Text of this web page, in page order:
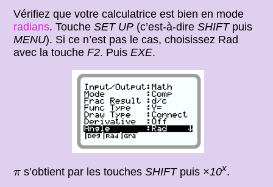
Vérifiez que votre calculatrice est bien en mode
radians. ToucheSET UP (c’est-à-direSHIFTpuis
MENU). Si ce n’est pas le cas, choisissez Rad
avec la toucheF2. PuisEXE.
π
π s’obtient par les touchesSHIFT puis ×10x.